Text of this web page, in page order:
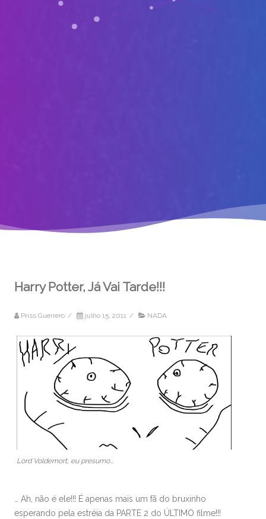
Harry Potter, Já Vai Tarde!!!
Priss Guerrero / julho 15, 2011 / NADA
Lord Voldemort, eu presumo...
… Ah, não é ele!!! É apenas mais um fã do bruxinho
esperando pela estréia da PARTE 2 do ÚLTIMO filme!!!